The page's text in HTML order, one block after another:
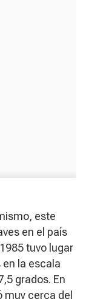
este
en el país
tuvo lugar
la escala
grados. En
muy cerca del